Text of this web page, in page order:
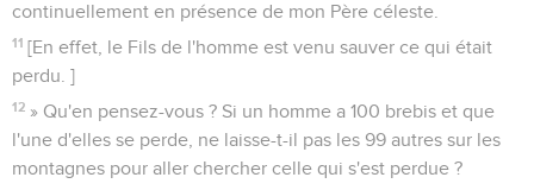
continuellement en présence de mon Père céleste.
11 [En effet, le Fils de l'homme est venu sauver ce qui était
perdu. ]
12 » Qu'en pensez-vous ? Si un homme a 100 brebis et que
l'une d'elles se perde, ne laisse-t-il pas les 99 autres sur les
montagnes pour aller chercher celle qui s'est perdue ?